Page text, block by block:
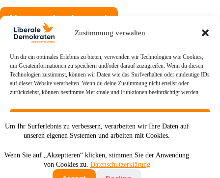
Zustimmung verwalten
Um dir ein optimales Erlebnis zu bieten, verwenden wir Technologien wie Cookies,
um Geräteinformationen zu speichern und/oder darauf zuzugreifen. Wenn du diesen
Technologien zustimmst, können wir Daten wie das Surfverhalten oder eindeutige IDs
auf dieser Website verarbeiten. Wenn du deine Zustimmung nicht erteilst oder
zurückziehst, können bestimmte Merkmale und Funktionen beeinträchtigt werden.
Einstellungen ansehen
Um Ihr Surferlebnis zu verbessern, verarbeiten wir Ihre Daten auf
unseren eigenen Systemen und arbeiten mit Cookies.
Wenn Sie auf „Akzeptieren“ klicken, stimmen Sie der Anwendung
von Cookies zu. Datenschutzerklärung
Mettmann (coming soon)
Wuppertal (coming soon)
Deutsch
English
Imprint
Privacy Policy